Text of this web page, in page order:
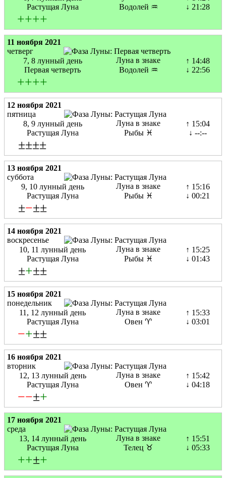
Растущая Луна
Водолей ♒
↓ 21:28
++++
11 ноября 2021
четверг
7, 8 лунный день
Первая четверть
Луна в знаке
Водолей ♒
↑ 14:48
↓ 22:56
++++
12 ноября 2021
пятница
8, 9 лунный день
Растущая Луна
Луна в знаке
Рыбы ♓
↑ 15:04
↓ --:--
±±±±
13 ноября 2021
суббота
9, 10 лунный день
Растущая Луна
Луна в знаке
Рыбы ♓
↑ 15:16
↓ 00:21
±−±±
14 ноября 2021
воскресенье
10, 11 лунный день
Растущая Луна
Луна в знаке
Рыбы ♓
↑ 15:25
↓ 01:43
±+±±
15 ноября 2021
понедельник
11, 12 лунный день
Растущая Луна
Луна в знаке
Овен ♈
↑ 15:33
↓ 03:01
−+±±
16 ноября 2021
вторник
12, 13 лунный день
Растущая Луна
Луна в знаке
Овен ♈
↑ 15:42
↓ 04:18
−−±+
17 ноября 2021
среда
13, 14 лунный день
Растущая Луна
Луна в знаке
Телец ♉
↑ 15:51
↓ 05:33
++±+